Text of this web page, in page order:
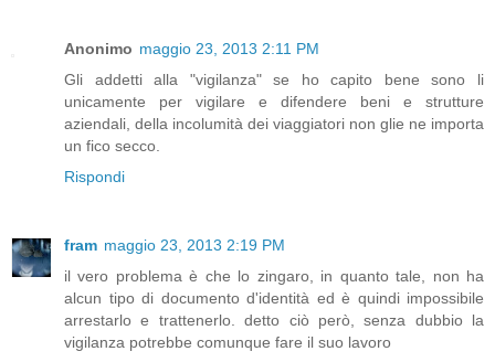
Anonimo maggio 23, 2013 2:11 PM
Gli addetti alla "vigilanza" se ho capito bene sono li
unicamente per vigilare e difendere beni e strutture
aziendali, della incolumità dei viaggiatori non glie ne importa
un fico secco.
Rispondi
fram maggio 23, 2013 2:19 PM
il vero problema è che lo zingaro, in quanto tale, non ha
alcun tipo di documento d'identità ed è quindi impossibile
arrestarlo e trattenerlo. detto ciò però, senza dubbio la
vigilanza potrebbe comunque fare il suo lavoro